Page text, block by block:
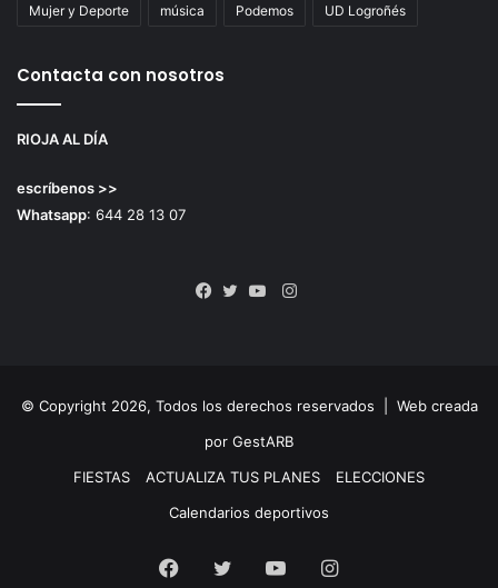
Mujer y Deporte música Podemos UD Logroñés
Contacta con nosotros
RIOJA AL DÍA
escríbenos >>
Whatsapp: 644 28 13 07
Instagram
© Copyright 2026, Todos los derechos reservados | Web creada
por GestARB
FIESTAS
ACTUALIZA TUS PLANES
ELECCIONES
Calendarios deportivos
Facebook
Twitter YouTubeInstagram